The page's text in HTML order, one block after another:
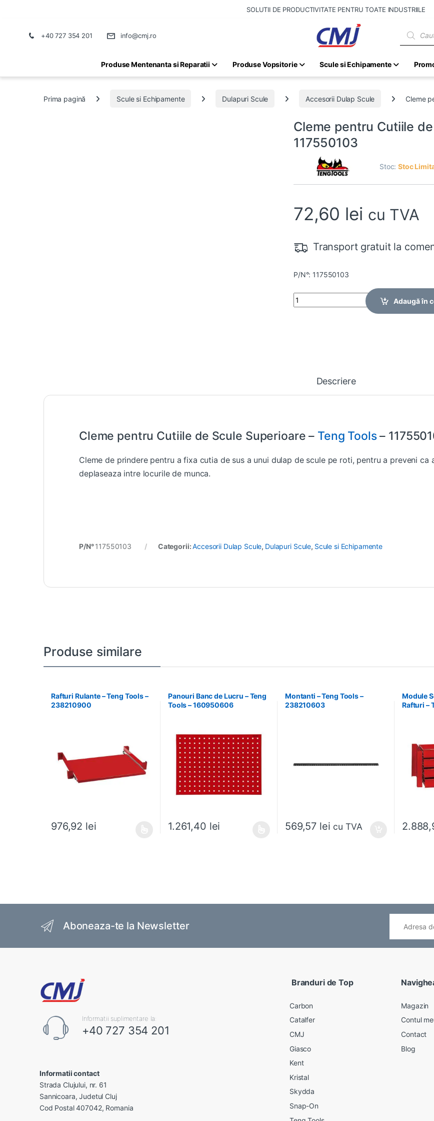
SOLUTII DE PRODUCTIVITATE PENTRU TOATE INDUSTRIILE
+40 727 354 201 info@cmj.ro
Produse Mentenanta si Reparatii Produse Vopsitorie Scule si Echipamente
Prima pagină Scule si Echipamente Dulapuri Scule Accesorii Dulap Scule Cleme
Cleme pentru Cutiile
117550103
Stoc:Stoc
72,60 lei cu TVA
Transport gratuit la
P/N°: 117550103
Quantity
Adaugă în
Descriere
Cleme pentru Cutiile de Scule Superioare – Teng Tools–
Cleme de prindere pentru a fixa cutia de sus a unui dulap de scule pe roti, pentru a preveni ca
deplaseaza intre locurile de munca.
P/N°117550103 Categorii:Accesorii Dulap Scule, Dulapuri Scule, Scule si Echipamente
Produse similare
Rafturi Rulante – Teng Tools –
238210900
976,92 lei
Panouri Banc de Lucru – Teng
Tools – 160950606
1.261,40 lei
Montanti – Teng Tools –
238210603
569,57 lei cu TVA
Module
Rafturi –
Aboneaza-te la Newsletter
Informatii suplimentare la:
+40 727 354 201
Informatii contact
Strada Clujului, nr. 61
Sannicoara, Judetul Cluj
Cod Postal 407042, Romania
Branduri de Top
Carbon
Catalfer
CMJ
Giasco
Kent
Kristal
Skydda
Snap-On
Magazin
Contul
Contact
Blog